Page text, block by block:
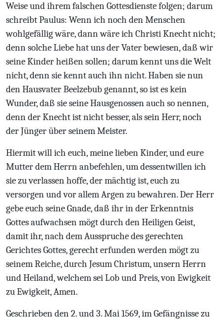
Weise und ihrem falschen Gottesdienste folgen; darum
schreibt Paulus: Wenn ich noch den Menschen
wohlgefällig wäre, dann wäre ich Christi Knecht nicht;
denn solche Liebe hat uns der Vater bewiesen, daß wir
seine Kinder heißen sollen; darum kennt uns die Welt
nicht, denn sie kennt auch ihn nicht. Haben sie nun
den Hausvater Beelzebub genannt, so ist es kein
Wunder, daß sie seine Hausgenossen auch so nennen,
denn der Knecht ist nicht besser, als sein Herr, noch
der Jünger über seinem Meister.
Hiermit will ich euch, meine lieben Kinder, und eure
Mutter dem Herrn anbefehlen, um dessentwillen ich
sie zu verlassen hoffe, der mächtig ist, euch zu
versorgen und vor allem Argen zu bewahren. Der Herr
gebe euch seine Gnade, daß ihr in der Erkenntnis
Gottes aufwachsen mögt durch den Heiligen Geist,
damit ihr, nach dem Ausspruche des gerechten
Gerichtes Gottes, gerecht erfunden werden mögt zu
seinem Reiche, durch Jesum Christum, unsern Herrn
und Heiland, welchem sei Lob und Preis, von Ewigkeit
zu Ewigkeit, Amen.
Geschrieben den 2. und 3. Mai 1569, im Gefängnisse zu